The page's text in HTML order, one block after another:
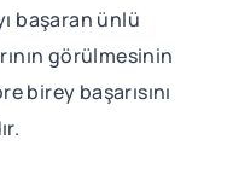
başaran ünlü
görülmesinin
birey başarısını